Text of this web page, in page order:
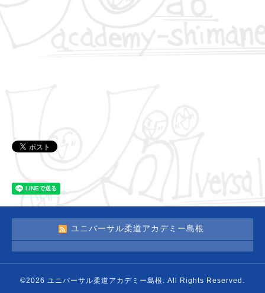
ユニバーサル柔道アカデミー島根
©2026 ユニバーサル柔道アカデミー島根 . All Rights Reserved.